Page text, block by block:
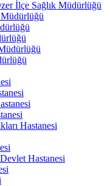
İlçe Sağlık Müdürlüğü
Müdürlüğü
Hastanesi
Hastanesi